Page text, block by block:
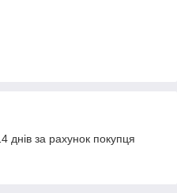
днів за рахунок покупця